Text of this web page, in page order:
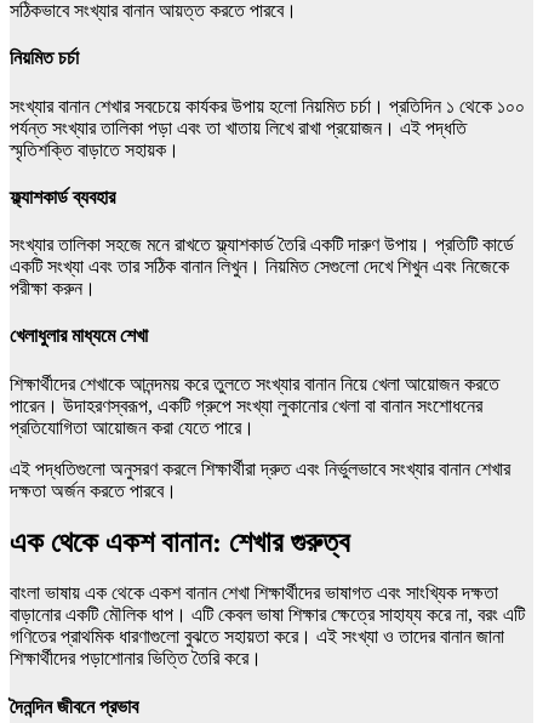
সঠিকভাবে সংখ্যার বানান আয়ত্ত করতে পারবে।
নিয়মিত চর্চা
সংখ্যার বানান শেখার সবচেয়ে কার্যকর উপায় হলো নিয়মিত চর্চা। প্রতিদিন ১ থেকে ১০০
পর্যন্ত সংখ্যার তালিকা পড়া এবং তা খাতায় লিখে রাখা প্রয়োজন। এই পদ্ধতি
স্মৃতিশক্তি বাড়াতে সহায়ক।
ফ্ল্যাশকার্ড ব্যবহার
সংখ্যার তালিকা সহজে মনে রাখতে ফ্ল্যাশকার্ড তৈরি একটি দারুণ উপায়। প্রতিটি কার্ডে
একটি সংখ্যা এবং তার সঠিক বানান লিখুন। নিয়মিত সেগুলো দেখে শিখুন এবং নিজেকে
পরীক্ষা করুন।
খেলাধুলার মাধ্যমে শেখা
শিক্ষার্থীদের শেখাকে আনন্দময় করে তুলতে সংখ্যার বানান নিয়ে খেলা আয়োজন করতে
পারেন। উদাহরণস্বরূপ, একটি গ্রুপে সংখ্যা লুকানোর খেলা বা বানান সংশোধনের
প্রতিযোগিতা আয়োজন করা যেতে পারে।
এই পদ্ধতিগুলো অনুসরণ করলে শিক্ষার্থীরা দ্রুত এবং নির্ভুলভাবে সংখ্যার বানান শেখার
দক্ষতা অর্জন করতে পারবে।
এক থেকে একশ বানান: শেখার গুরুত্ব
বাংলা ভাষায় এক থেকে একশ বানানশেখা শিক্ষার্থীদের ভাষাগত এবং সাংখ্যিক দক্ষতা
বাড়ানোর একটি মৌলিক ধাপ। এটি কেবল ভাষা শিক্ষার ক্ষেত্রে সাহায্য করে না, বরং এটি
গণিতের প্রাথমিক ধারণাগুলো বুঝতে সহায়তা করে। এই সংখ্যা ও তাদের বানান জানা
শিক্ষার্থীদের পড়াশোনার ভিত্তি তৈরি করে।
দৈনন্দিন জীবনে প্রভাব